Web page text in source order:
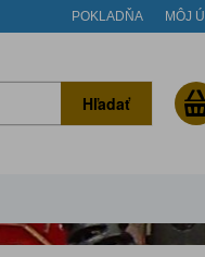
POKLADŇA MÔJ
Hľadať